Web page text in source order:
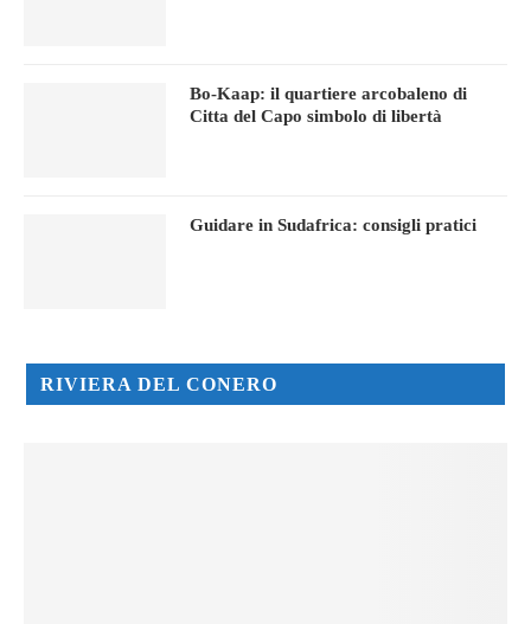
Bo-Kaap: il quartiere arcobaleno di
Citta del Capo simbolo di libertà
Guidare in Sudafrica: consigli pratici
RIVIERA DEL CONERO